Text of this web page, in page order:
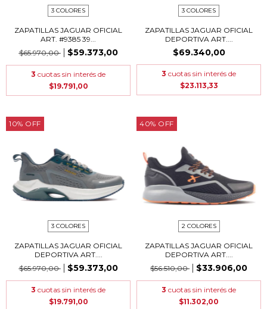
3 COLORES
ZAPATILLAS JAGUAR OFICIAL
ART. #9385 39...
$65.970,00
$59.373,00
3 cuotas sin interés de
$19.791,00
3 COLORES
ZAPATILLAS JAGUAR OFICIAL
DEPORTIVA ART....
$69.340,00
3 cuotas sin interés de
$23.113,33
10% OFF
3 COLORES
ZAPATILLAS JAGUAR OFICIAL
DEPORTIVA ART....
$65.970,00
$59.373,00
3 cuotas sin interés de
$19.791,00
40% OFF
2 COLORES
ZAPATILLAS JAGUAR OFICIAL
DEPORTIVA ART....
$56.510,00
$33.906,00
3 cuotas sin interés de
$11.302,00